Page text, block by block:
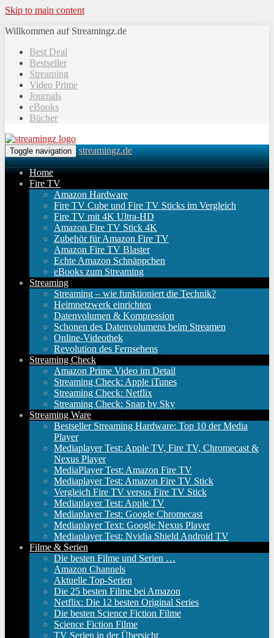
Skip to main content
Willkommen auf Streamingz.de
Best Deal
Bestseller
Streaming
Video Prime
Journals
eBooks
Bücher
Toggle navigation streamingz.de
Home
Fire TV
Amazon Hardware
Fire TV Cube und Fire TV Sticks im Vergleich
Fire TV mit 4K Ultra-HD
Amazon Fire TV Stick 4K
Zubehör für Amazon Fire TV
Amazon Fire TV Blaster
Echte Amazon Schnäppchen
eBooks zum Streaming
Streaming
Streaming – wie funktioniert die Technik?
Heimnetzwerk einrichten
Datenvolumen & Kompression
Schonen des Datenvolumens beim Streamen
Online-Videothek
Revolution des Fernsehens
Streaming Check
Amazon Prime Video im Detail
Streaming Check: Apple iTunes
Streaming Check: Netflix
Streaming Check: Snap by Sky
Streaming Ware
Bestseller Streaming Hardware: Top 10 der Media
Player
Mediaplayer Test: Apple TV, Fire TV, Chromecast &
Nexus Player
MediaPlayer Test: Amazon Fire TV
Mediaplayer Test: Amazon Fire TV Stick
Vergleich Fire TV versus Fire TV Stick
Mediaplayer Test: Apple TV
Mediaplayer Test: Google Chromecast
Mediaplayer Text: Google Nexus Player
Mediaplayer Test: Nvidia Shield Android TV
Filme & Serien
Die besten Filme und Serien …
Amazon Channels
Aktuelle Top-Serien
Die 25 besten Filme bei Amazon
Netflix: Die 12 besten Original Series
Die besten Science Fiction Filme
Science Fiction Filme
TV Serien in der Übersicht